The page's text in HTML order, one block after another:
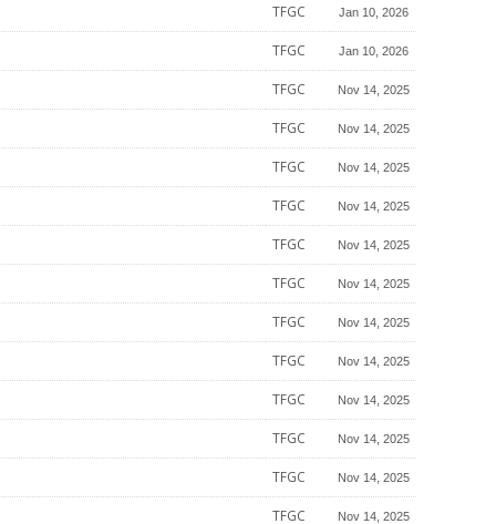
TFGC Jan 10, 2026
TFGC Jan 10, 2026
TFGC Nov 14, 2025
TFGC Nov 14, 2025
TFGC Nov 14, 2025
TFGC Nov 14, 2025
TFGC Nov 14, 2025
TFGC Nov 14, 2025
TFGC Nov 14, 2025
TFGC Nov 14, 2025
TFGC Nov 14, 2025
TFGC Nov 14, 2025
TFGC Nov 14, 2025
TFGC Nov 14, 2025